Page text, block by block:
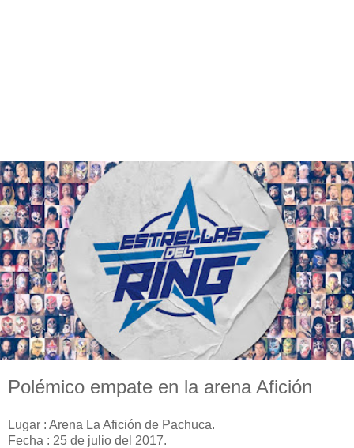
Polémico empate en la arena Afición
Lugar : Arena La Afición de Pachuca.
Fecha : 25 de julio del 2017.